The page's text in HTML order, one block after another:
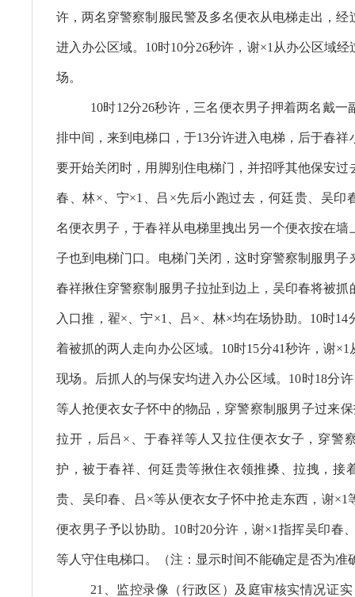
许，两名穿警察制服民警及多名便衣从电梯走出，经
进入办公区域。10时10分26秒许，谢×1从办公区域经
场。
10时12分26秒许，三名便衣男子押着两名戴一
排中间，来到电梯口，于13分许进入电梯，后于春祥
要开始关闭时，用脚别住电梯门，并招呼其他保安过
春、林×、宁×1、吕×先后小跑过去，何廷贵、吴印
名便衣男子，于春祥从电梯里拽出另一个便衣按在墙
子也到电梯门口。电梯门关闭，这时穿警察制服男子
春祥揪住穿警察制服男子拉扯到边上，吴印春将被抓
入口推，翟×、宁×1、吕×、林×均在场协助。10时14
着被抓的两人走向办公区域。10时15分41秒许，谢×1
现场。后抓人的与保安均进入办公区域。10时18分
等人抢便衣女子怀中的物品，穿警察制服男子过来
拉开，后吕×、于春祥等人又拉住便衣女子，穿警
护，被于春祥、何廷贵等揪住衣领推搡、拉拽，接
贵、吴印春、吕×等从便衣女子怀中抢走东西，谢×1
便衣男子予以协助。10时20分许，谢×1指挥吴印春
等人守住电梯口。（注：显示时间不能确定是否为准
21、监控录像（行政区）及庭审核实情况证实